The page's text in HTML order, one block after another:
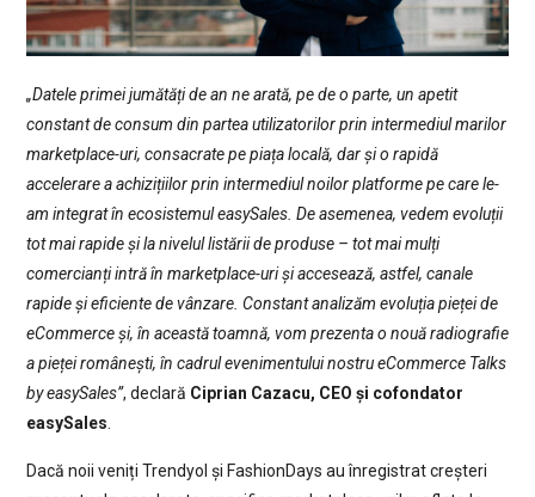
„Datele primei jumătăți de an ne arată, pe de o parte, un apetit
constant de consum din partea utilizatorilor prin intermediul marilor
marketplace-uri, consacrate pe piața locală, dar și o rapidă
accelerare a achizițiilor prin intermediul noilor platforme pe care le-
am integrat în ecosistemul easySales. De asemenea, vedem evoluții
tot mai rapide și la nivelul listării de produse – tot mai mulți
comercianți intră în marketplace-uri și accesează, astfel, canale
rapide și eficiente de vânzare. Constant analizăm evoluția pieței de
eCommerce și, în această toamnă, vom prezenta o nouă radiografie
a pieței românești, în cadrul evenimentului nostru eCommerce Talks
by easySales”, declară Ciprian Cazacu, CEO și cofondator
easySales.
Dacă noii veniți Trendyol și FashionDays au înregistrat creșteri